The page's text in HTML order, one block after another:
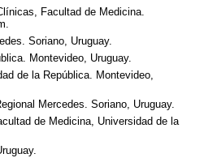
Facultad de Medicina.
Soriano, Uruguay.
Montevideo, Uruguay.
de la República. Montevideo,
Mercedes. Soriano, Uruguay.
de Medicina, Universidad de la